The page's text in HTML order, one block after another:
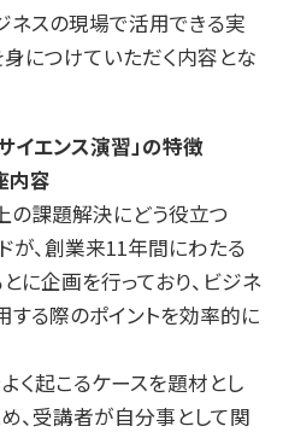
ネスの現場で活用できる実
につけていただく内容とな
イエンス演習」の特徴
内容
課題解決にどう役立つ
が、創業来11年間にわたる
に企画を行っており、ビジネ
する際のポイントを効率的に
く起こるケースを題材とし
、受講者が自分事として関